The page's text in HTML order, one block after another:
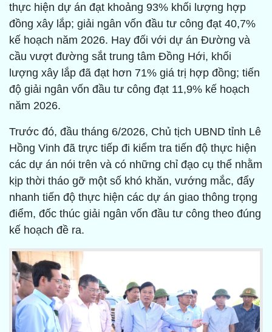
thực hiện dự án đạt khoảng 93% khối lượng hợp
đồng xây lắp; giải ngân vốn đầu tư công đạt 40,7%
kế hoạch năm 2026. Hay đối với dự án Đường và
cầu vượt đường sắt trung tâm Đồng Hới, khối
lượng xây lắp đã đạt hơn 71% giá trị hợp đồng; tiến
độ giải ngân vốn đầu tư công đạt 11,9% kế hoạch
năm 2026.
Trước đó, đầu tháng 6/2026, Chủ tịch UBND tỉnh Lê
Hồng Vinh đã trực tiếp đi kiểm tra tiến độ thực hiện
các dự án nói trên và có những chỉ đạo cụ thể nhằm
kịp thời tháo gỡ một số khó khăn, vướng mắc, đẩy
nhanh tiến độ thực hiện các dự án giao thông trọng
điểm, đốc thúc giải ngân vốn đầu tư công theo đúng
kế hoạch đề ra.